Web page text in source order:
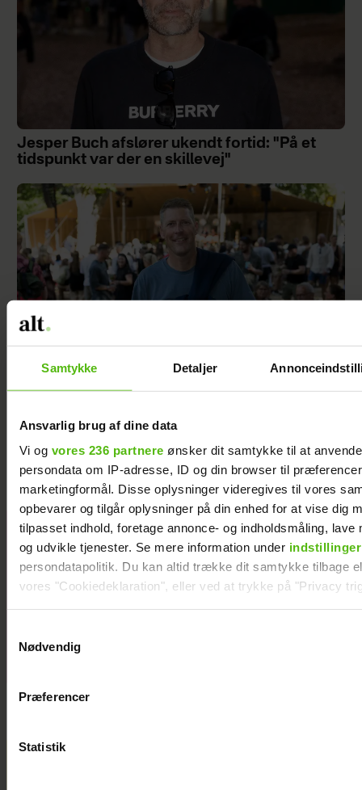
Samtykke Detaljer
Ansvarlig brug af dine data
Vi og vores 236 partnere ønsker dit samtykke til at
persondata om IP-adresse, ID og din browser til
marketingformål. Disse oplysninger videregives til vores
opbevarer og tilgår oplysninger på din enhed for at vise dig
tilpasset indhold, foretage annonce- og indholdsmåling, lave
og udvikle tjenester. Se mere information under indstillinger
persondatapolitik. Du kan altid trække dit samtykke tilbage
vores "Cookiedeklaration", eller ved at trykke på "Privacy
Vi anvender egne cookies og cookies fra tredjeparter til at
generere statistik og huske dine præferencer samt til brug
Nødvendig
Præferencer
Statistik
Jesper Buch afslører ukendt fortid: "På et
tidspunkt var der en skillevej"
Steen Langeberg på kærestedate: Gør det
første gang med konen
KÆMPE
GALLERI: De
kendte elsker
Smukfest